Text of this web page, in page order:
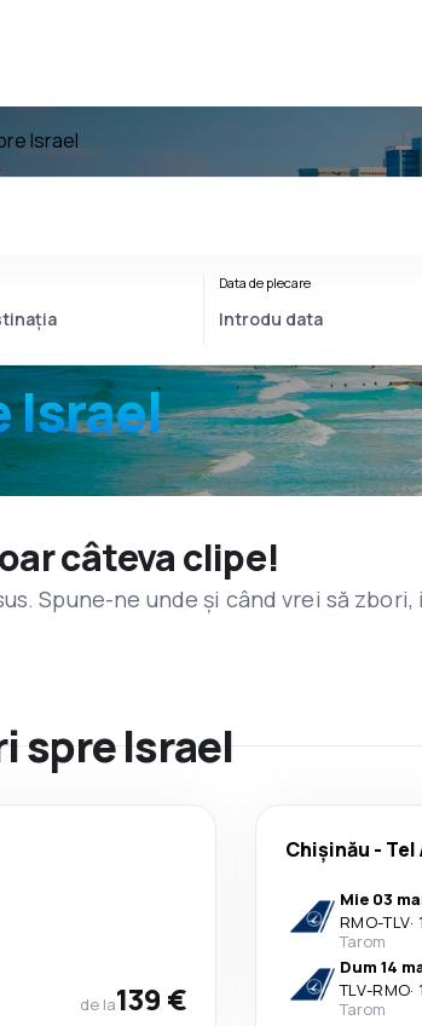
Israel
Israel
Data de plecare
câteva clipe!
Spune-ne unde și când vrei să zbori,
spre Israel
de la139 €
Chişinău - Tel
Mie 03
RMO-TLV·
Tarom
Dum 14
TLV-RMO·
Tarom